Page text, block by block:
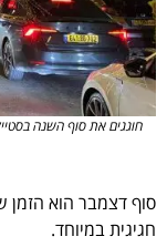
סוף דצמבר הוא הזמן
חגיגית במיוחד.